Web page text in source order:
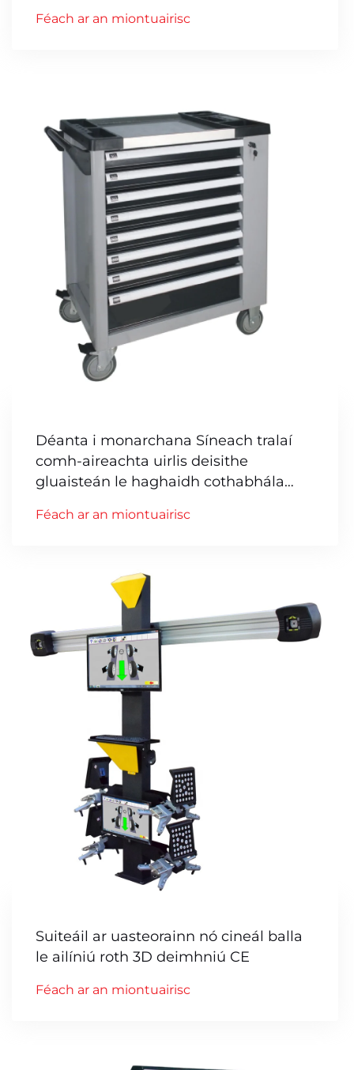
Féach ar an miontuairisc
Déanta i monarchana Síneach tralaí
comh-aireachta uirlis deisithe
gluaisteán le haghaidh cothabhála
Féach ar an miontuairisc
Suiteáil ar uasteorainn nó cineál balla
le ailíniú roth 3D deimhniú CE
Féach ar an miontuairisc